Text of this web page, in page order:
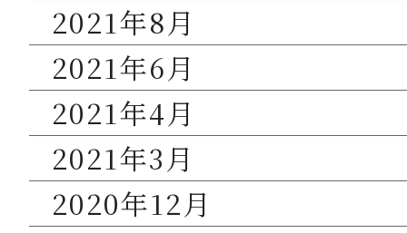
2021年8月
2021年6月
2021年4月
2021年3月
2020年12月